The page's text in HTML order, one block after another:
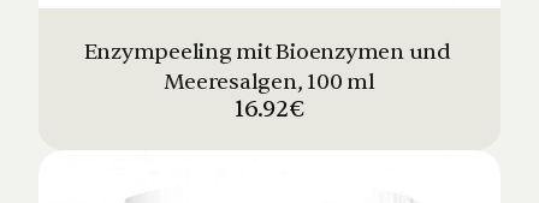
Enzympeeling mit Bioenzymen und
Meeresalgen, 100 ml
16.92€